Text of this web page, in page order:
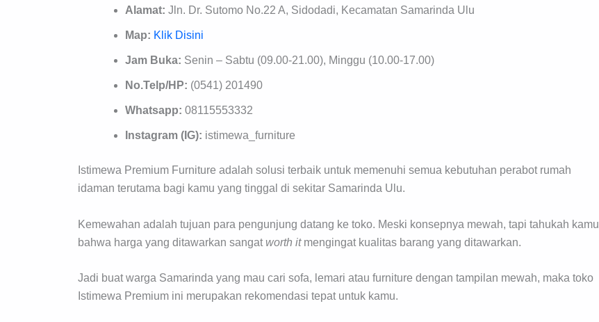
Alamat: Jln. Dr. Sutomo No.22 A, Sidodadi, Kecamatan Samarinda Ulu
Map: Klik Disini
Jam Buka: Senin – Sabtu (09.00-21.00), Minggu (10.00-17.00)
No.Telp/HP: (0541) 201490
Whatsapp: 08115553332
Instagram (IG): istimewa_furniture
Istimewa Premium Furniture adalah solusi terbaik untuk memenuhi semua kebutuhan perabot rumah
idaman terutama bagi kamu yang tinggal di sekitar Samarinda Ulu.
Kemewahan adalah tujuan para pengunjung datang ke toko. Meski konsepnya mewah, tapi tahukah kamu
bahwa harga yang ditawarkan sangat worth itmengingat kualitas barang yang ditawarkan.
Jadi buat warga Samarinda yang mau cari sofa, lemari atau furniture dengan tampilan mewah, maka toko
Istimewa Premium ini merupakan rekomendasi tepat untuk kamu.